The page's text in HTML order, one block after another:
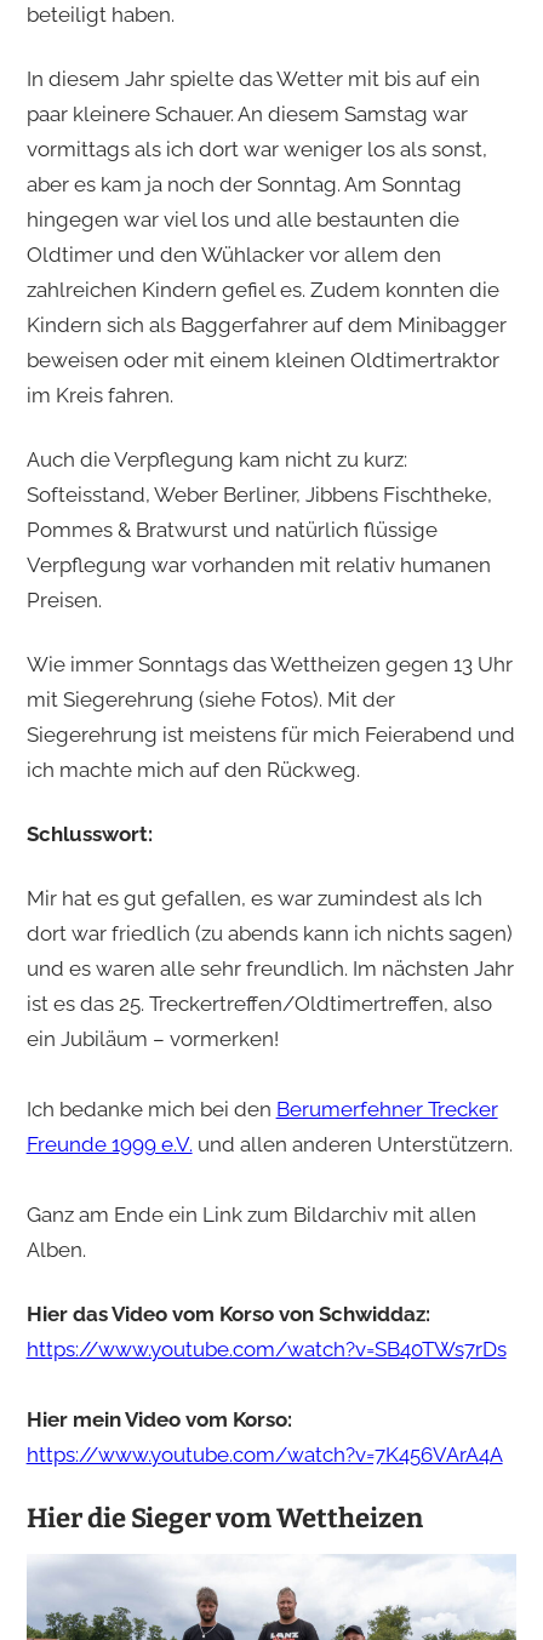
beteiligt haben.
In diesem Jahr spielte das Wetter mit bis auf ein
paar kleinere Schauer. An diesem Samstag war
vormittags als ich dort war weniger los als sonst,
aber es kam ja noch der Sonntag. Am Sonntag
hingegen war viel los und alle bestaunten die
Oldtimer und den Wühlacker vor allem den
zahlreichen Kindern gefiel es. Zudem konnten die
Kindern sich als Baggerfahrer auf dem Minibagger
beweisen oder mit einem kleinen Oldtimertraktor
im Kreis fahren.
Auch die Verpflegung kam nicht zu kurz:
Softeisstand, Weber Berliner, Jibbens Fischtheke,
Pommes & Bratwurst und natürlich flüssige
Verpflegung war vorhanden mit relativ humanen
Preisen.
Wie immer Sonntags das Wettheizen gegen 13 Uhr
mit Siegerehrung (siehe Fotos). Mit der
Siegerehrung ist meistens für mich Feierabend und
ich machte mich auf den Rückweg.
Schlusswort:
Mir hat es gut gefallen, es war zumindest als Ich
dort war friedlich (zu abends kann ich nichts sagen)
und es waren alle sehr freundlich. Im nächsten Jahr
ist es das 25. Treckertreffen/Oldtimertreffen, also
ein Jubiläum – vormerken!
Ich bedanke mich bei den Berumerfehner Trecker
Freunde 1999 e.V. und allen anderen Unterstützern.
Ganz am Ende ein Link zum Bildarchiv mit allen
Alben.
Hier das Video vom Korso von Schwiddaz:
https://www.youtube.com/watch?v=SB40TWs7rDs
Hier mein Video vom Korso:
https://www.youtube.com/watch?v=7K456VArA4A
Hier die Sieger vom Wettheizen